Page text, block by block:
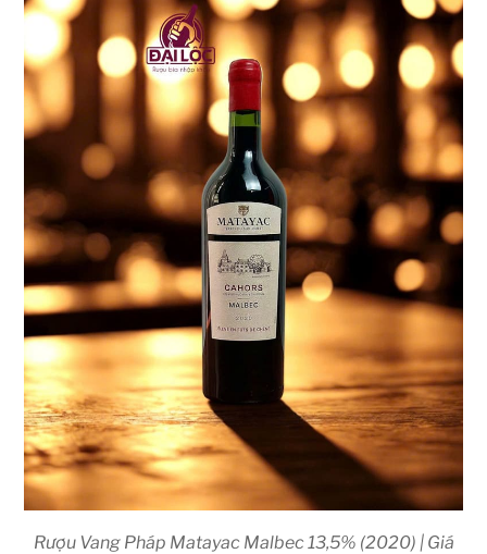
Rượu Vang Pháp Matayac Malbec 13,5% (2020) | Giá